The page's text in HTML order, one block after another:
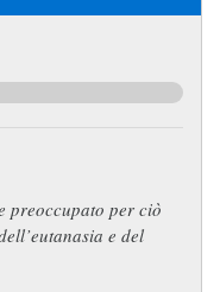
preoccupato per ciò
e del